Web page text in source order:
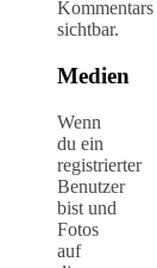
Kommentars
sichtbar.
Medien
Wenn
du ein
registrierter
Benutzer
bist und
Fotos
auf